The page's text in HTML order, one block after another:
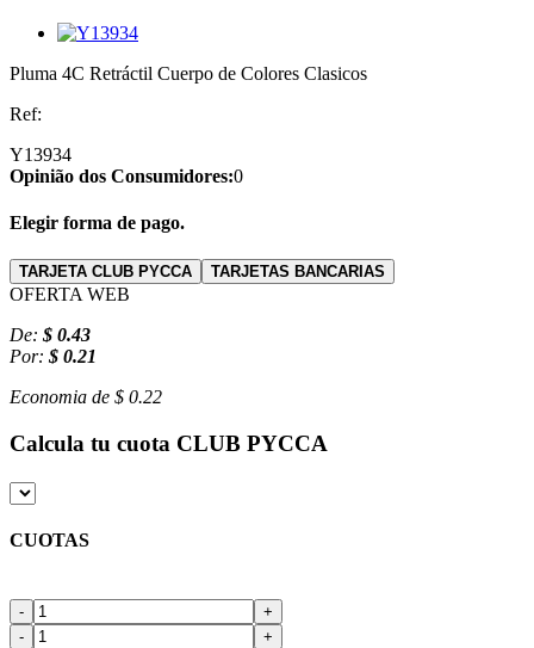
Pluma 4C Retráctil Cuerpo de Colores Clasicos
Ref:
Y13934
Opinião dos Consumidores:0
Elegir forma de pago.
TARJETA CLUB PYCCA TARJETAS BANCARIAS
OFERTA WEB
De: $ 0.43
Por: $ 0.21
Economia de $ 0.22
Calcula tu cuota CLUB PYCCA
CUOTAS
-
+
-
+